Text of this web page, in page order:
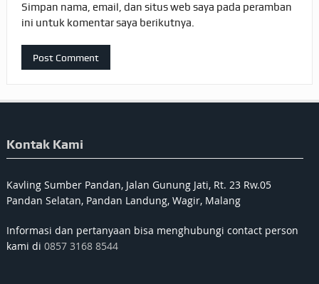
Simpan nama, email, dan situs web saya pada peramban
ini untuk komentar saya berikutnya.
Kontak Kami
Kavling Sumber Pandan, Jalan Gunung Jati, Rt. 23 Rw.05
Pandan Selatan, Pandan Landung, Wagir, Malang
Informasi dan pertanyaan bisa menghubungi contact person
kami di 0857 3168 8544